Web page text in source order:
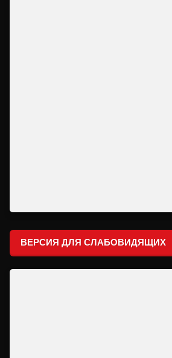
ВЕРСИЯ ДЛЯ СЛАБОВИДЯЩИХ